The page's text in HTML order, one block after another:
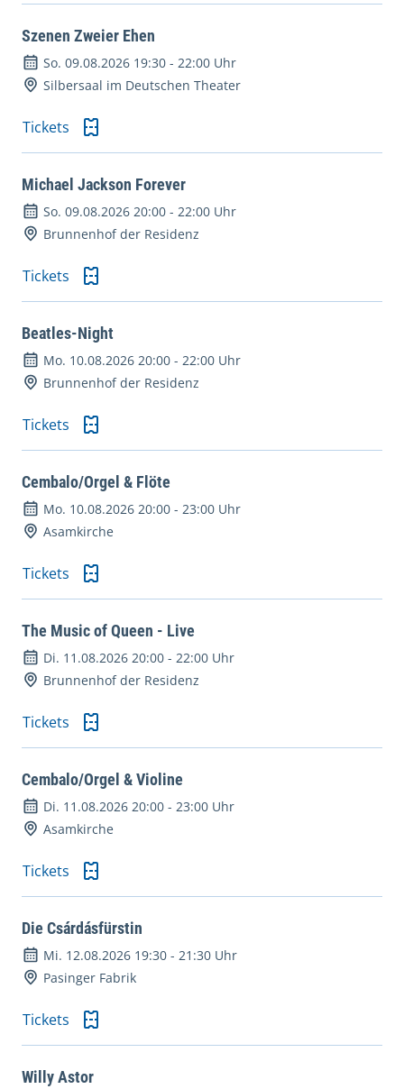
Szenen Zweier Ehen
So. 09.08.2026 19:30 - 22:00 Uhr
Silbersaal im Deutschen Theater
Tickets
Michael Jackson Forever
So. 09.08.2026 20:00 - 22:00 Uhr
Brunnenhof der Residenz
Tickets
Beatles-Night
Mo. 10.08.2026 20:00 - 22:00 Uhr
Brunnenhof der Residenz
Tickets
Cembalo/Orgel & Flöte
Mo. 10.08.2026 20:00 - 23:00 Uhr
Asamkirche
Tickets
The Music of Queen - Live
Di. 11.08.2026 20:00 - 22:00 Uhr
Brunnenhof der Residenz
Tickets
Cembalo/Orgel & Violine
Di. 11.08.2026 20:00 - 23:00 Uhr
Asamkirche
Tickets
Die Csárdásfürstin
Mi. 12.08.2026 19:30 - 21:30 Uhr
Pasinger Fabrik
Tickets
Willy Astor